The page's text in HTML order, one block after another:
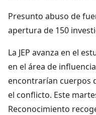
Presunto abuso de
apertura de 150
La JEP avanza en el
en el área de
encontrarían cuerpos
el conflicto. Este
Reconocimiento